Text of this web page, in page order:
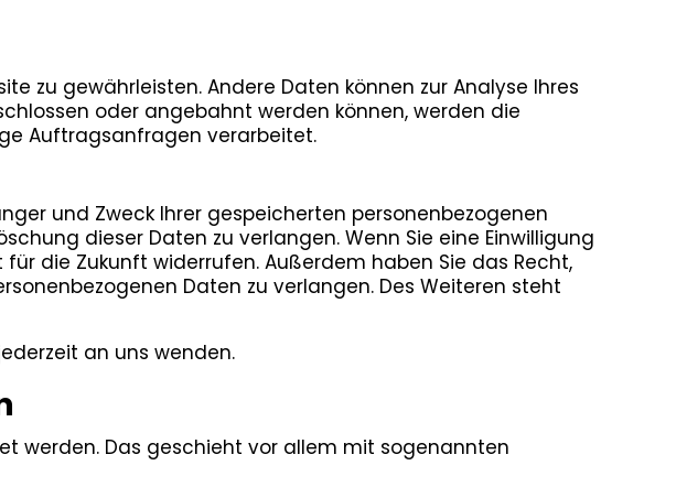
zu gewährleisten. Andere Daten können zur Analyse Ihres
oder angebahnt werden können, werden die
Auftragsanfragen verarbeitet.
und Zweck Ihrer gespeicherten personenbezogenen
dieser Daten zu verlangen. Wenn Sie eine Einwilligung
die Zukunft widerrufen. Außerdem haben Sie das Recht,
Daten zu verlangen. Des Weiteren steht
an uns wenden.
werden. Das geschieht vor allem mit sogenannten